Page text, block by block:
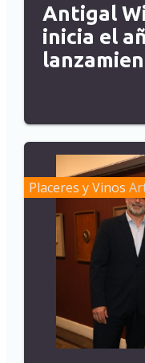
Antigal
inicia el
Placeres y Vinos